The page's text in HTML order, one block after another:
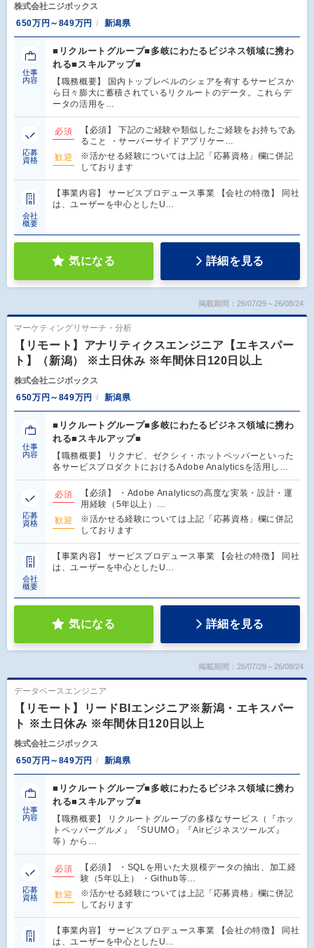
株式会社ニジボックス
650万円～849万円
新潟県
仕事
内容
■リクルートグループ■多岐にわたるビジネス領域に携わ
れる■スキルアップ■
【職務概要】 国内トップレベルのシェアを有するサービスか
ら日々膨大に蓄積されているリクルートのデータ。これらデ
ータの活用を…
応募
資格
必須
【必須】 下記のご経験や類似したご経験をお持ちであ
ること ・サーバーサイドアプリケー…
歓迎
※活かせる経験については上記「応募資格」欄に併記
しております
会社
概要
【事業内容】 サービスプロデュース事業 【会社の特徴】 同社
は、ユーザーを中心としたU…
気になる 詳細を見る
掲載期間：26/07/29～26/08/24
マーケティングリサーチ・分析
【リモート】アナリティクスエンジニア【エキスパー
ト】（新潟） ※土日休み ※年間休日120日以上
株式会社ニジボックス
650万円～849万円
新潟県
仕事
内容
■リクルートグループ■多岐にわたるビジネス領域に携わ
れる■スキルアップ■
【職務概要】 リクナビ、ゼクシィ・ホットペッパーといった
各サービスプロダクトにおけるAdobe Analyticsを活用し…
応募
資格
必須
【必須】 ・Adobe Analyticsの高度な実装・設計・運
用経験（5年以上）…
歓迎
※活かせる経験については上記「応募資格」欄に併記
しております
会社
概要
【事業内容】 サービスプロデュース事業 【会社の特徴】 同社
は、ユーザーを中心としたU…
気になる 詳細を見る
掲載期間：26/07/29～26/08/24
データベースエンジニア
【リモート】リードBIエンジニア※新潟・エキスパー
ト ※土日休み ※年間休日120日以上
株式会社ニジボックス
650万円～849万円
新潟県
仕事
内容
■リクルートグループ■多岐にわたるビジネス領域に携わ
れる■スキルアップ■
【職務概要】 リクルートグループの多様なサービス（『ホッ
トペッパーグルメ』『SUUMO』『Airビジネスツールズ』
等）から…
応募
資格
必須
【必須】 ・SQLを用いた大規模データの抽出、加工経
験（5年以上） ・Github等…
歓迎
※活かせる経験については上記「応募資格」欄に併記
しております
【事業内容】 サービスプロデュース事業 【会社の特徴】 同社
は、ユーザーを中心としたU…